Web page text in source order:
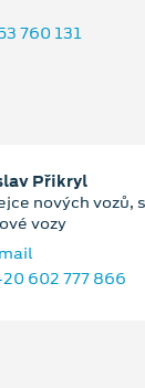
760 131
Přikryl
nových vozů,
vozy
602 777 866